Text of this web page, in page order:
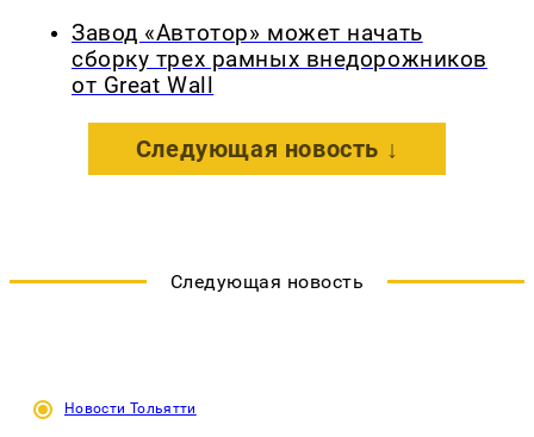
Завод «Автотор» может начать
сборку трех рамных внедорожников
от Great Wall
Следующая новость ↓
Следующая новость
Новости Тольятти